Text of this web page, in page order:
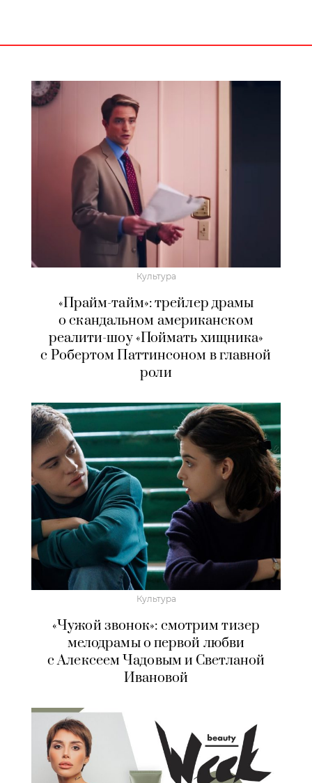
Культура
«Прайм-тайм»: трейлер драмы
о скандальном американском
реалити-шоу «Поймать хищника»
с Робертом Паттинсоном в главной
роли
Культура
«Чужой звонок»: смотрим тизер
мелодрамы о первой любви
с Алексеем Чадовым и Светланой
Ивановой